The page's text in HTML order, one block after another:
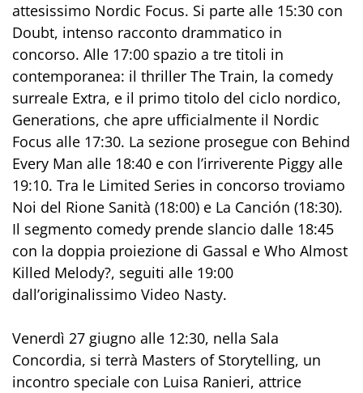
attesissimo Nordic Focus. Si parte alle 15:30 con
Doubt, intenso racconto drammatico in
concorso. Alle 17:00 spazio a tre titoli in
contemporanea: il thriller The Train, la comedy
surreale Extra, e il primo titolo del ciclo nordico,
Generations, che apre ufficialmente il Nordic
Focus alle 17:30. La sezione prosegue con Behind
Every Man alle 18:40 e con l’irriverente Piggy alle
19:10. Tra le Limited Series in concorso troviamo
Noi del Rione Sanità (18:00) e La Canción (18:30).
Il segmento comedy prende slancio dalle 18:45
con la doppia proiezione di Gassal e Who Almost
Killed Melody?, seguiti alle 19:00
dall’originalissimo Video Nasty.
Venerdì 27 giugno alle 12:30, nella Sala
Concordia, si terrà Masters of Storytelling, un
incontro speciale con Luisa Ranieri, attrice